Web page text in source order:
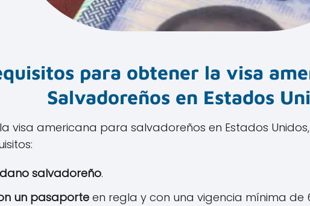
para obtener la visa
Salvadoreños en Estados
visa americana para salvadoreños en Estados
salvadoreño.
un pasaporteen regla y con una vigencia mínima de